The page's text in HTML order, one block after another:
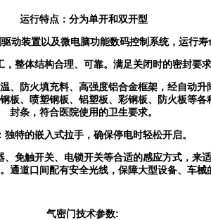
运行特点：分为单开和双开型
动装置以及微电脑功能数码控制系统，运行寿
整体结构合理、可靠。满足关闭时的密封要
、防火填充料、高强度铝合金框架，经自动
板、喷塑钢板、铝塑板、彩钢板、防火板等
封条，符合医院使用的卫生要求。
独特的嵌入式拉手，确保停电时轻松开启。
免触开关、电锁开关等合适的感应方式，来
通道口间配有安全光线，保障大型设备、车械
气密门技术参数: